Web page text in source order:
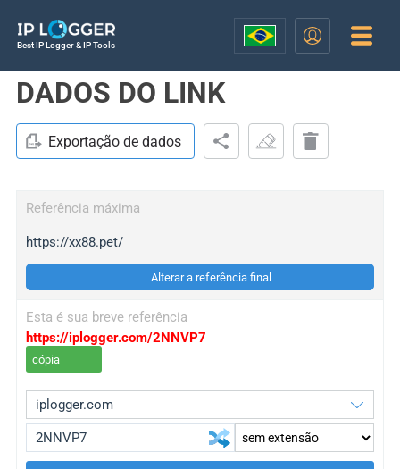
Best IP Logger & IP Tools
DADOS DO LINK
Exportação de dados
Referência máxima
https://xx88.pet/
Alterar a referência final
Esta é sua breve referência
https://iplogger.com/2NNVP7
cópia